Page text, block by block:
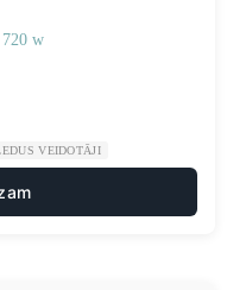
w
VEIDOTĀJI